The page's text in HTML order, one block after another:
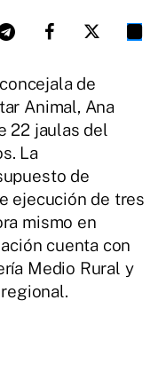
de
Animal, Ana
22 jaulas del
La
de
ejecución de tres
mismo en
cuenta con
Medio Rural y